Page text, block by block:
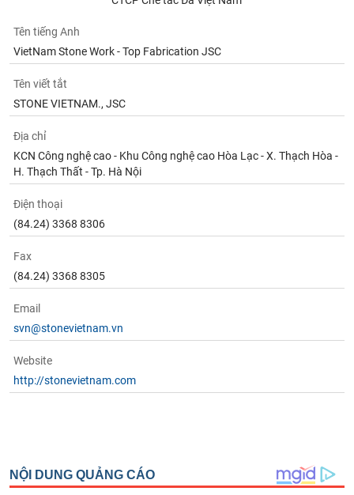
Tên tiếng Anh
VietNam Stone Work - Top Fabrication JSC
Tên viết tắt
STONE VIETNAM., JSC
Địa chỉ
KCN Công nghệ cao - Khu Công nghệ cao Hòa Lạc - X. Thạch Hòa -
H. Thạch Thất - Tp. Hà Nội
Điện thoại
(84.24) 3368 8306
Fax
(84.24) 3368 8305
Email
svn@stonevietnam.vn
Website
http://stonevietnam.com